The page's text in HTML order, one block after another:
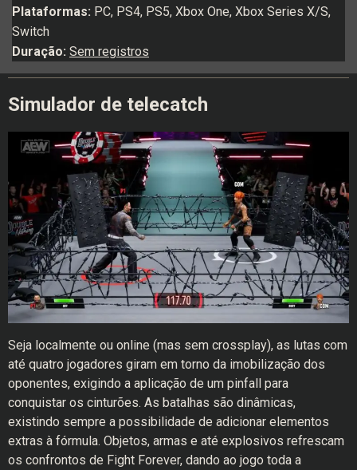
Plataformas: PC, PS4, PS5, Xbox One, Xbox Series X/S,
Switch
Duração: Sem registros
Simulador de telecatch
Seja localmente ou online (mas sem crossplay), as lutas com
até quatro jogadores giram em torno da imobilização dos
oponentes, exigindo a aplicação de um pinfall para
conquistar os cinturões. As batalhas são dinâmicas,
existindo sempre a possibilidade de adicionar elementos
extras à fórmula. Objetos, armas e até explosivos refrescam
os confrontos de Fight Forever, dando ao jogo toda a